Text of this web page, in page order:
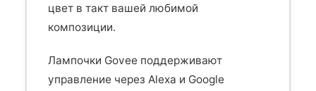
цвет в такт вашей любимой
композиции.
Лампочки Govee поддерживают
управление через Alexa и Google